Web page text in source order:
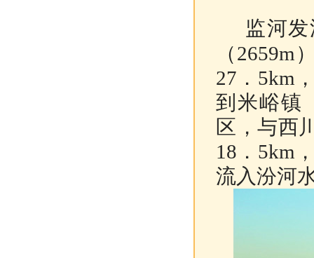
监河
（
27．5km
到米峪镇
区，与西
18．5km
流入汾河